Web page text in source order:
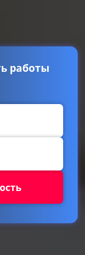
работы